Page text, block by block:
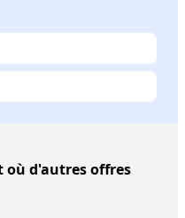
où d'autres offres